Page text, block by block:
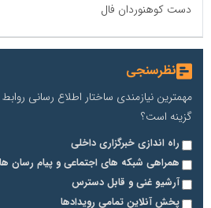
دست کوهنوردان فال
نظرسنجی
مهمترین نیازمندی ساختار اطلاع رسانی
گزینه است؟
راه اندازی خبرگزاری داخلی
همراهی شبکه های اجتماعی و پیام رسان ها
آرشیو غنی و قابل دسترس
پخش آنلاین تمامی رویدادها